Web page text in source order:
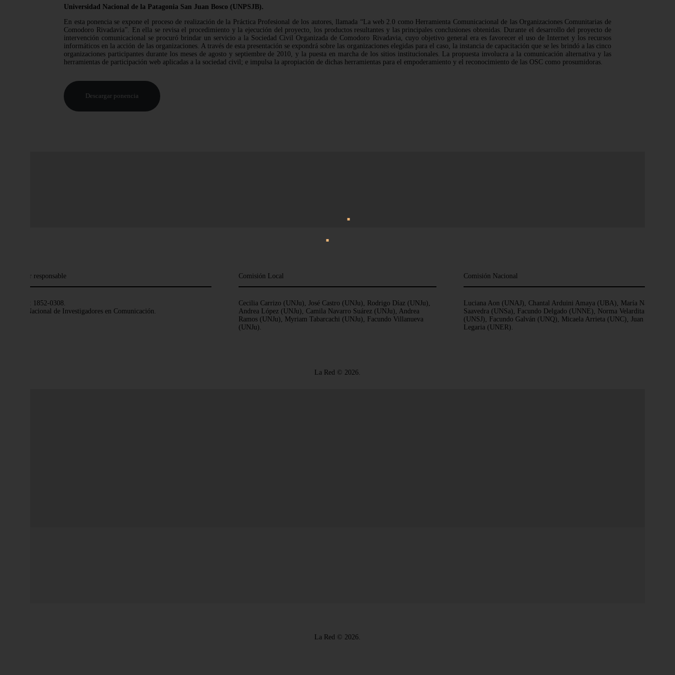
Universidad Nacional de la Patagonia San Juan Bosco (UNPSJB).
En esta ponencia se expone el proceso de realización de la Práctica Profesional de los autores, llamada “La web 2.0 como Herramienta Comunicacional de las Organizaciones Comunitarias de
Comodoro Rivadavia”. En ella se revisa el procedimiento y la ejecución del proyecto, los productos resultantes y las principales conclusiones obtenidas. Durante el desarrollo del proyecto de
intervención comunicacional se procuró brindar un servicio a la Sociedad Civil Organizada de Comodoro Rivadavia, cuyo objetivo general era es favorecer el uso de Internet y los recursos
informáticos en la acción de las organizaciones. A través de esta presentación se expondrá sobre las organizaciones elegidas para el caso, la instancia de capacitación que se les brindó a las cinco
organizaciones participantes durante los meses de agosto y septiembre de 2010, y la puesta en marcha de los sitios institucionales. La propuesta involucra a la comunicación alternativa y las
herramientas de participación web aplicadas a la sociedad civil; e impulsa la apropiación de dichas herramientas para el empoderamiento y el reconocimiento de las OSC como prosumidoras.
Descargar ponencia
Editor responsable
ISSN: 1852-0308.
Red Nacional de Investigadores en Comunicación.
Comisión Local
Cecilia Carrizo (UNJu), José Castro (UNJu), Rodrigo Díaz (UNJu),
Andrea López (UNJu), Camila Navarro Suárez (UNJu), Andrea
Ramos (UNJu), Myriam Tabarcachi (UNJu), Facundo Villanueva
(UNJu).
Comisión Nacional
Luciana Aon (UNAJ), Chantal Arduini Amaya (UBA), María Natalia
Saavedra (UNSa), Facundo Delgado (UNNE), Norma Velardita
(UNSJ), Facundo Galván (UNQ), Micaela Arrieta (UNC), Juan
Legaria (UNER).
La Red © 2026.
La Red © 2026.